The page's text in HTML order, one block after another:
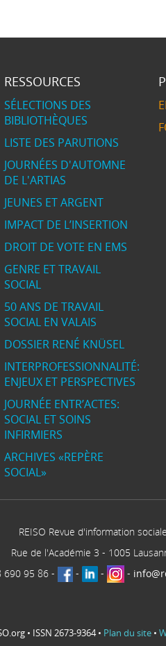
RESSOURCES
SÉLECTIONS DES
BIBLIOTHÈQUES
LISTE DES PARUTIONS
JOURNÉES D'AUTOMNE
DE L'ARTIAS
JEUNES ET ARGENT
IMPACT DE L’INSERTION
DROIT DE VOTE EN EMS
GENRE ET TRAVAIL
SOCIAL
50 ANS DE TRAVAIL
SOCIAL EN VALAIS
DOSSIER RENÉ KNÜSEL
INTERPROFESSIONNALITÉ:
ENJEUX ET PERSPECTIVES
JOURNÉE ENTR’ACTES:
SOCIAL ET SOINS
INFIRMIERS
ARCHIVES «REPÈRE
SOCIAL»
REISO Revue d'information sociale
Rue de l'Académie 3 - 1005
690 95 86 - - - -
• ISSN 2673-9364 • Plan du site •